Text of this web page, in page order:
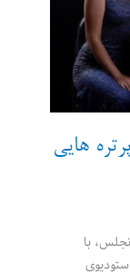
هایی
با